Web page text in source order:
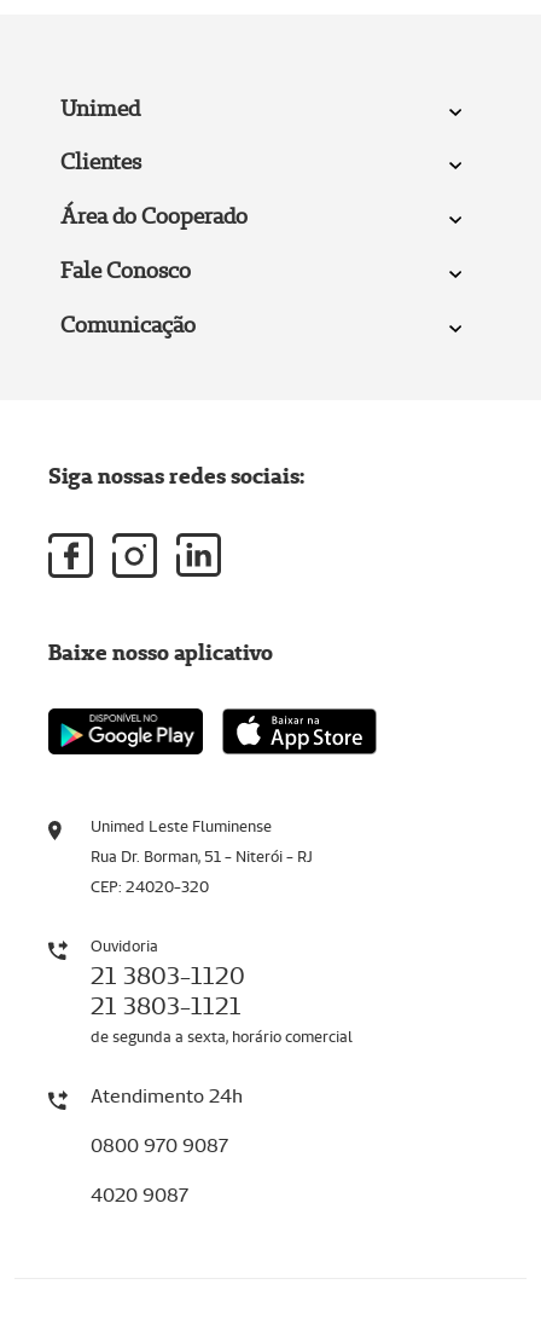
Unimed
Clientes
Área do Cooperado
Fale Conosco
Comunicação
Unimed Leste Fluminense
Rua Dr. Borman, 51 - Niterói - RJ
CEP: 24020-320
Ouvidoria
21 3803-1120
21 3803-1121
de segunda a sexta, horário comercial
Atendimento 24h
0800 970 9087
4020 9087
Siga nossas redes sociais:
Baixe nosso aplicativo